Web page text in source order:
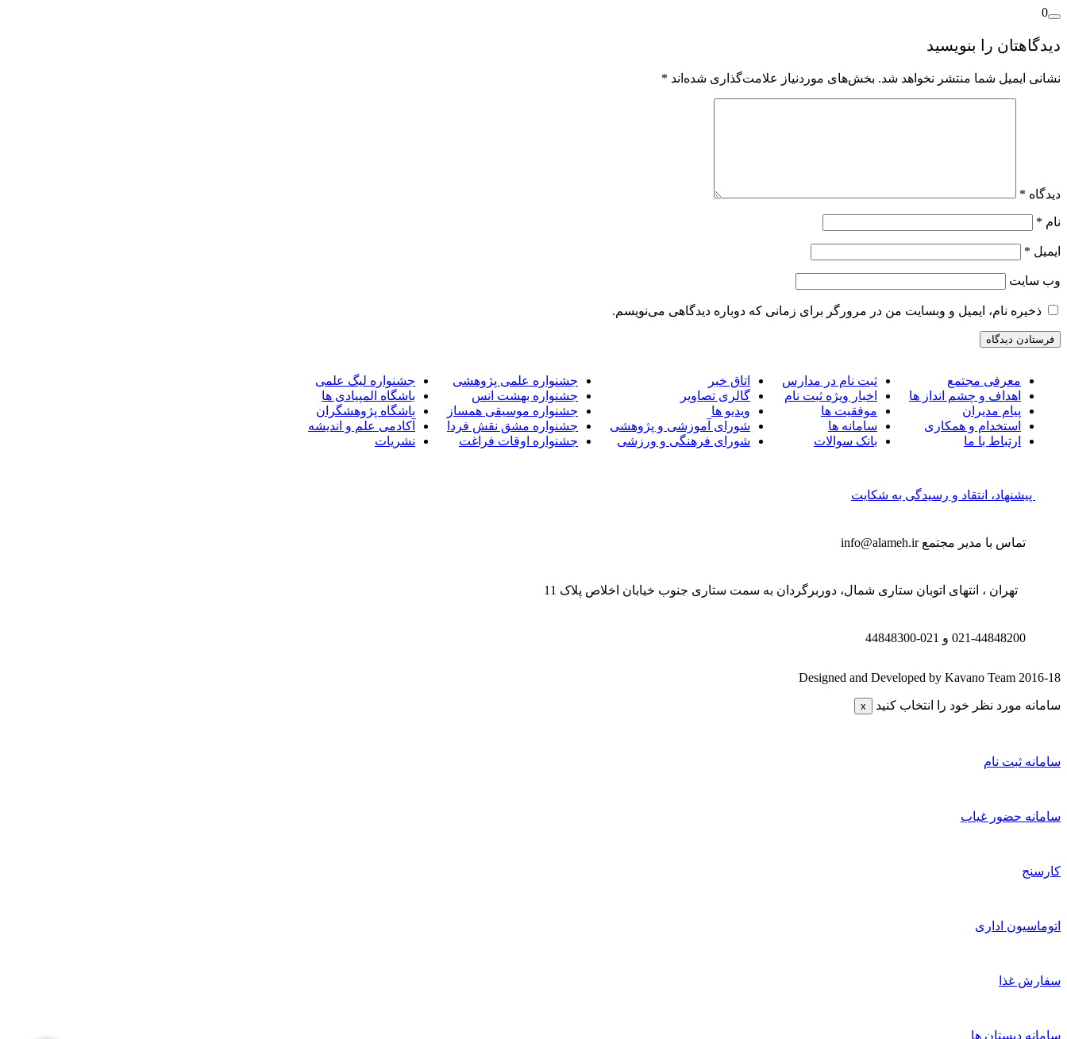
0
دیدگاهتان را بنویسید
نشانی ایمیل شما منتشر نخواهد شد. بخش‌های موردنیاز علامت‌گذاری شده‌اند *
دیدگاه *
نام *
ایمیل *
وب‌ سایت
ذخیره نام، ایمیل و وبسایت من در مرورگر برای زمانی که دوباره دیدگاهی می‌نویسم.
معرفی مجتمع
اهداف و چشم انداز ها
پیام مدیران
استخدام و همکاری
ارتباط با ما
ثبت نام در مدارس
اخبار ویژه ثبت نام
موفقیت ها
سامانه ها
بانک سوالات
اتاق خبر
گالری تصاویر
ویدیو ها
شورای آموزشی و پژوهشی
شورای فرهنگی و ورزشی
جشنواره علمی پژوهشی
جشنواره بهشت انس
جشنواره موسیقی همساز
جشنواره مشق نقش فردا
جشنواره اوقات فراغت
جشنواره لیگ علمی
باشگاه المپیادی ها
باشگاه پژوهشگران
آکادمی علم و اندیشه
نشریات
پیشنهاد، انتقاد و رسیدگی به شکایت
تماس با مدیر مجتمعinfo@alameh.ir
تهران ، انتهای اتوبان ستاری شمال، دوربرگردان به سمت ستاری جنوب خیابان اخلاص پلاک 11
021-44848200 و 021-44848300
Designed and Developed by Kavano Team 2016-18
سامانه مورد نظر خود را انتخاب کنید x
سامانه ثبت نام
سامانه حضور غیاب
کارسنج
اتوماسیون اداری
سفارش غذا
سامانه دبستان ها